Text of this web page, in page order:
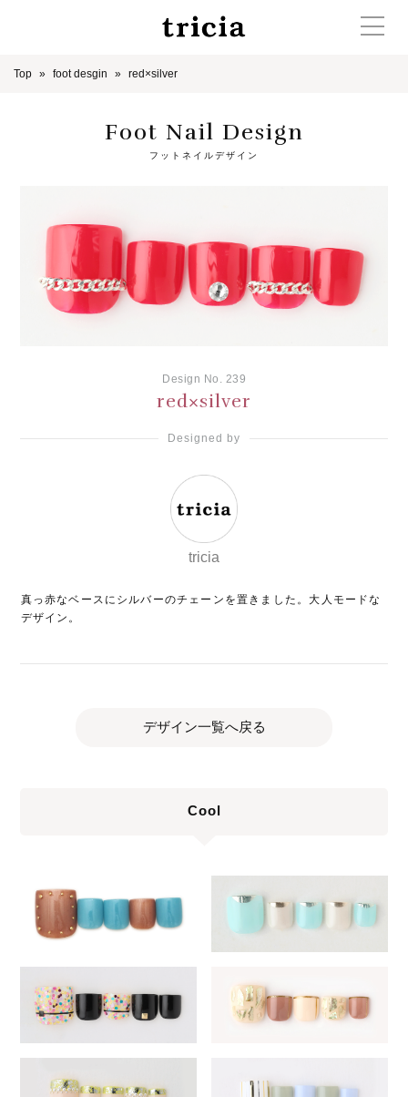
Top foot desgin red×silver
Foot Nail Design
フットネイルデザイン
Design No. 239
red×silver
Designed by
tricia
真っ赤なベースにシルバーのチェーンを置きました。大人モードな
デザイン。
デザイン一覧へ戻る
Cool